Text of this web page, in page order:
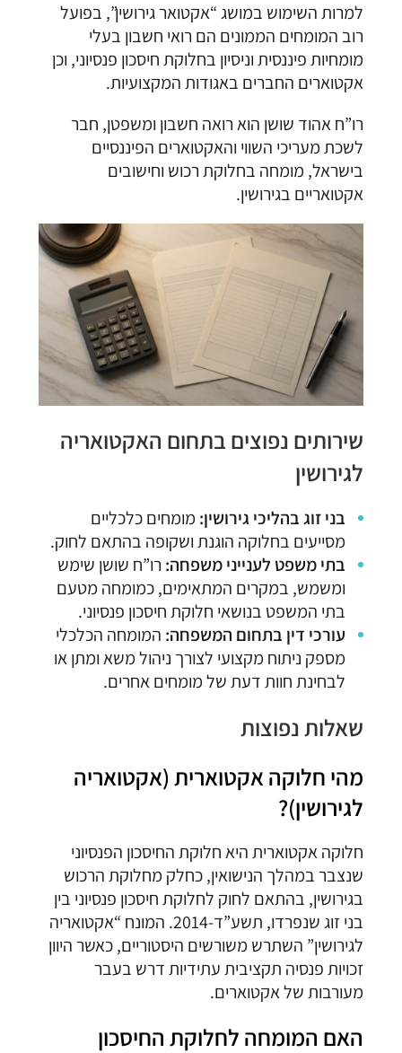
למרות השימוש במושג “אקטואר גירושין”, בפועל
רוב המומחים הממונים הם רואי חשבון בעלי
מומחיות פיננסית וניסיון בחלוקת חיסכון פנסיוני, וכן
אקטוארים החברים באגודות המקצועיות.
רו”ח אהוד שושן הוא רואה חשבון ומשפטן, חבר
לשכת מעריכי השווי והאקטוארים הפיננסיים
בישראל, מומחה בחלוקת רכוש וחישובים
אקטואריים בגירושין.
שירותים נפוצים בתחום האקטואריה
לגירושין
בני זוג בהליכי גירושין: מומחים כלכליים
מסייעים בחלוקה הוגנת ושקופה בהתאם לחוק.
בתי משפט לענייני משפחה: רו”ח שושן שימש
ומשמש, במקרים המתאימים, כמומחה מטעם
בתי המשפט בנושאי חלוקת חיסכון פנסיוני.
עורכי דין בתחום המשפחה: המומחה הכלכלי
מספק ניתוח מקצועי לצורך ניהול משא ומתן או
לבחינת חוות דעת של מומחים אחרים.
שאלות נפוצות
מהי חלוקה אקטוארית (אקטואריה
לגירושין)?
חלוקה אקטוארית היא חלוקת החיסכון הפנסיוני
שנצבר במהלך הנישואין, כחלק מחלוקת הרכוש
בגירושין, בהתאם לחוק לחלוקת חיסכון פנסיוני בין
בני זוג שנפרדו, תשע”ד-2014. המונח “אקטואריה
לגירושין” השתרש משורשים היסטוריים, כאשר היוון
זכויות פנסיה תקציבית עתידיות דרש בעבר
מעורבות של אקטוארים.
האם המומחה לחלוקת החיסכון